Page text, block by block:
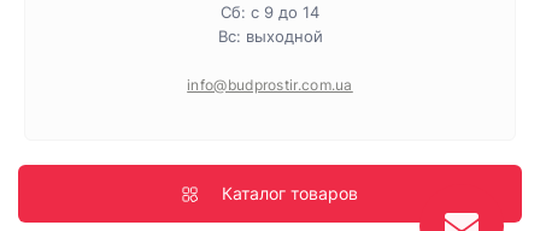
Политика конфиденциальности
Сб: с 9 до 14
Вс: выходной
info@budprostir.com.ua
Каталог товаров